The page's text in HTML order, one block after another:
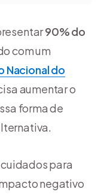
90% do
com um
Nacional do
aumentar o
forma de
para
negativo